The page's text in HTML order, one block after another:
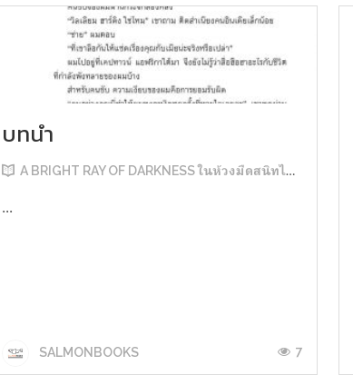
บทนำ
A BRIGHT RAY OF DARKNESS ในห้วงมืดสนิทไม่มิดแสง
...
SALMONBOOKS 7